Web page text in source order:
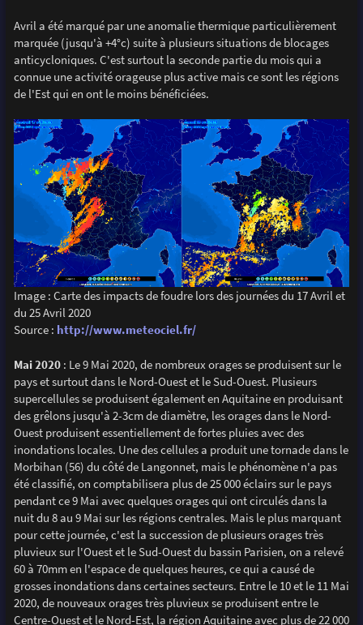
Avril a été marqué par une anomalie thermique particulièrement
marquée (jusqu'à +4°c) suite à plusieurs situations de blocages
anticycloniques. C'est surtout la seconde partie du mois qui a
connue une activité orageuse plus active mais ce sont les régions
de l'Est qui en ont le moins bénéficiées.
Image : Carte des impacts de foudre lors des journées du 17 Avril et
du 25 Avril 2020
Source : http://www.meteociel.fr/
Mai 2020: Le 9 Mai 2020, de nombreux orages se produisent sur le
pays et surtout dans le Nord-Ouest et le Sud-Ouest. Plusieurs
supercellules se produisent également en Aquitaine en produisant
des grêlons jusqu'à 2-3cm de diamètre, les orages dans le Nord-
Ouest produisent essentiellement de fortes pluies avec des
inondations locales. Une des cellules a produit une tornade dans le
Morbihan (56) du côté de Langonnet, mais le phénomène n'a pas
été classifié, on comptabilisera plus de 25 000 éclairs sur le pays
pendant ce 9 Mai avec quelques orages qui ont circulés dans la
nuit du 8 au 9 Mai sur les régions centrales. Mais le plus marquant
pour cette journée, c'est la succession de plusieurs orages très
pluvieux sur l'Ouest et le Sud-Ouest du bassin Parisien, on a relevé
60 à 70mm en l'espace de quelques heures, ce qui a causé de
grosses inondations dans certaines secteurs. Entre le 10 et le 11 Mai
2020, de nouveaux orages très pluvieux se produisent entre le
Centre-Ouest et le Nord-Est, la région Aquitaine avec plus de 22 000